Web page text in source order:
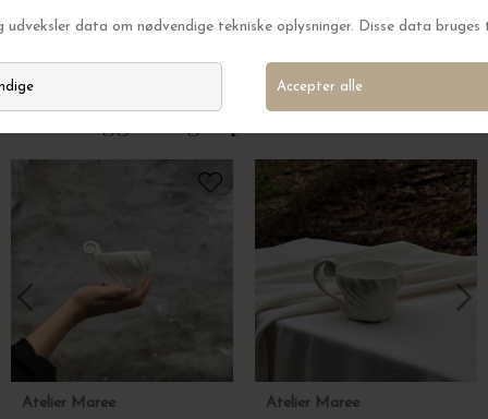
Kop Vuelo, Elm Green
Pude Vuelo, Elm
Andre kiggede også på
Atelier Maree
Atelier Maree